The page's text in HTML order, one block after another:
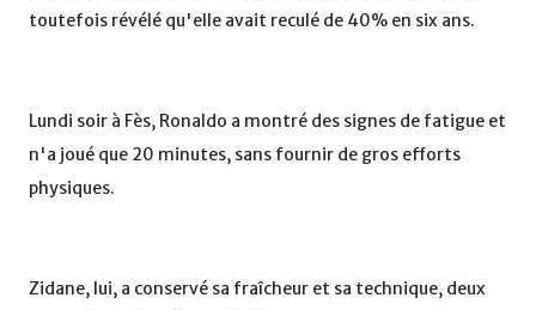
toutefois révélé qu'elle avait reculé de 40% en six ans.
Lundi soir à Fès, Ronaldo a montré des signes de fatigue et
n'a joué que 20 minutes, sans fournir de gros efforts
physiques.
Zidane, lui, a conservé sa fraîcheur et sa technique, deux